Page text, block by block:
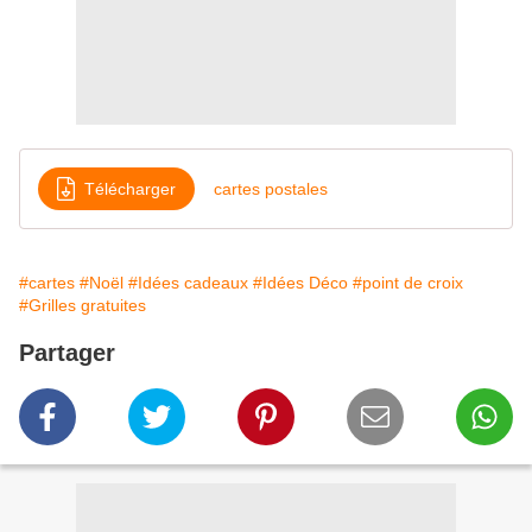
Télécharger cartes postales
#cartes #Noël #Idées cadeaux #Idées Déco #point de croix
#Grilles gratuites
Partager